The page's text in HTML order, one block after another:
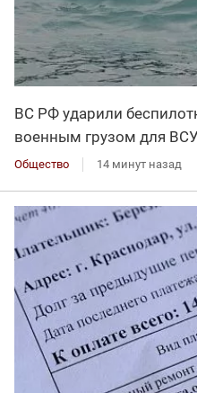
ВС РФ ударили
военным грузом для
Общество 14 минут назад